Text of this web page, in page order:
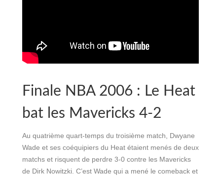
Finale NBA 2006 : Le Heat
bat les Mavericks 4-2
Au quatrième quart-temps du troisième match, Dwyane
Wade et ses coéquipiers du Heat étaient menés de deux
matchs et risquent de perdre 3-0 contre les Mavericks
de Dirk Nowitzki. C’est Wade qui a mené le comeback et